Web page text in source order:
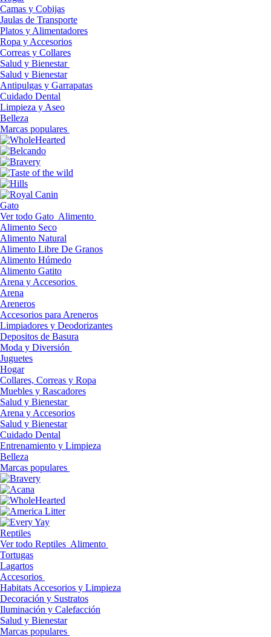
Camas y Cobijas
Jaulas de Transporte
Platos y Alimentadores
Ropa y Accesorios
Correas y Collares
Salud y Bienestar
Salud y Bienestar
Antipulgas y Garrapatas
Cuidado Dental
Limpieza y Aseo
Belleza
Marcas populares
Gato
Ver todo Gato Alimento
Alimento Seco
Alimento Natural
Alimento Libre De Granos
Alimento Húmedo
Alimento Gatito
Arena y Accesorios
Arena
Areneros
Accesorios para Areneros
Limpiadores y Deodorizantes
Depositos de Basura
Moda y Diversión
Juguetes
Hogar
Collares, Correas y Ropa
Muebles y Rascadores
Salud y Bienestar
Arena y Accesorios
Salud y Bienestar
Cuidado Dental
Entrenamiento y Limpieza
Belleza
Marcas populares
Reptiles
Ver todo Reptiles Alimento
Tortugas
Lagartos
Accesorios
Habitats Accesorios y Limpieza
Decoración y Sustratos
Iluminación y Calefacción
Salud y Bienestar
Marcas populares